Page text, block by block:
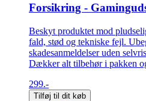
Forsikring -
Beskyt produktet mod
fald, stød og tekniske fejl.
skadesanmeldelser uden
Dækker alt tilbehør i pakken
299.-
Tilføj til dit køb